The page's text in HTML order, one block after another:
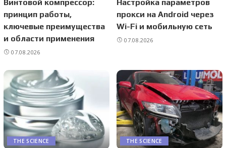
Винтовой компрессор:
принцип работы,
ключевые преимущества
и области применения
07.08.2026
Настройка параметров
прокси на Android через
Wi-Fi и мобильную сеть
07.08.2026
THE SCIENCE THE SCIENCE